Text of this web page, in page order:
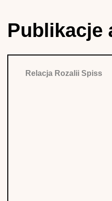
Publikacje
Relacja Rozalii Spiss